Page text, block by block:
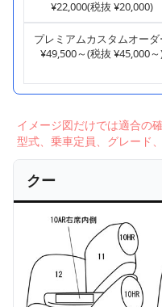
¥22,000(税抜 ¥20,000)
プレミアムカスタムオーダ
¥49,500～(税抜 ¥45,000
イメージ図だけでは適合の
型式、乗車定員、グレード
クー